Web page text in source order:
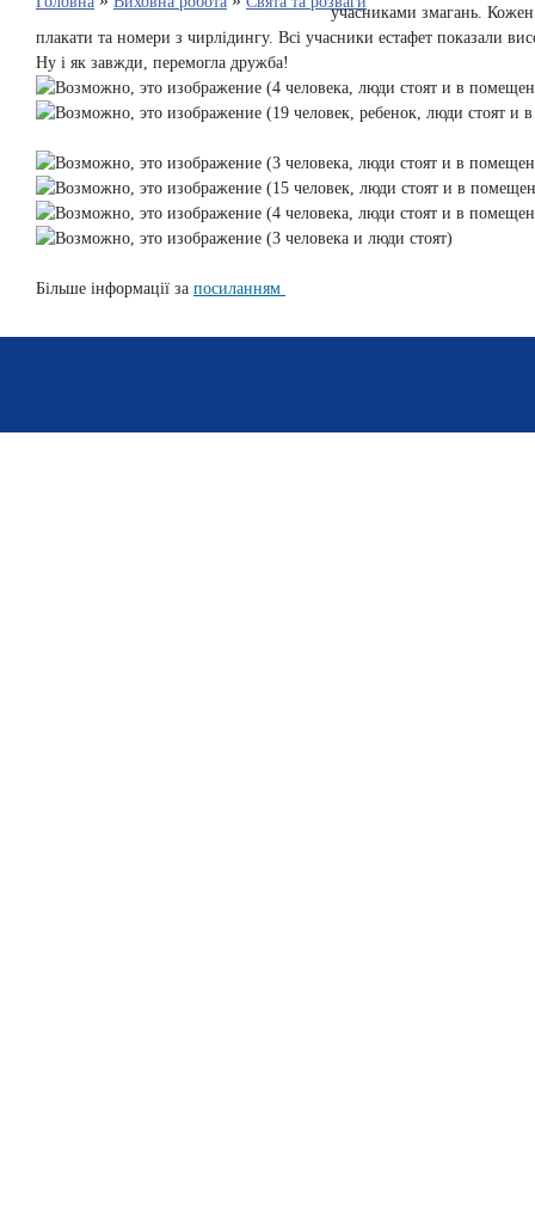
учасниками змагань. Кожен
плакати та номери з чирлідингу. Всі учасники естафет показали
Ну і як завжди, перемогла дружба!
Більше інформації за посиланням